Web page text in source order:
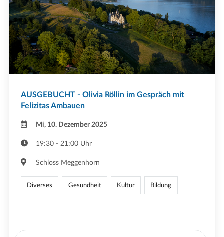
AUSGEBUCHT - Olivia Röllin im Gespräch mit
Felizitas Ambauen
Mi, 10. Dezember 2025
19:30 - 21:00 Uhr
Schloss Meggenhorn
Diverses Gesundheit Kultur Bildung